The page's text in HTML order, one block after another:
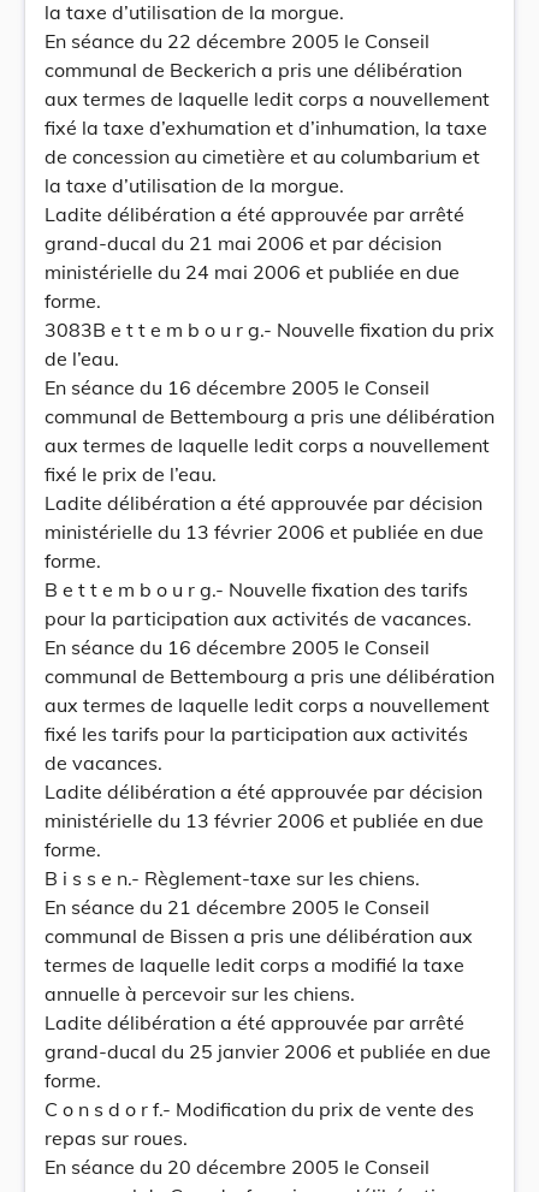
la taxe d’utilisation de la morgue.
En séance du 22 décembre 2005 le Conseil
communal de Beckerich a pris une délibération
aux termes de laquelle ledit corps a nouvellement
fixé la taxe d’exhumation et d’inhumation, la taxe
de concession au cimetière et au columbarium et
la taxe d’utilisation de la morgue.
Ladite délibération a été approuvée par arrêté
grand-ducal du 21 mai 2006 et par décision
ministérielle du 24 mai 2006 et publiée en due
forme.
3083B e t t e m b o u r g.- Nouvelle fixation du prix
de l’eau.
En séance du 16 décembre 2005 le Conseil
communal de Bettembourg a pris une délibération
aux termes de laquelle ledit corps a nouvellement
fixé le prix de l’eau.
Ladite délibération a été approuvée par décision
ministérielle du 13 février 2006 et publiée en due
forme.
B e t t e m b o u r g.- Nouvelle fixation des tarifs
pour la participation aux activités de vacances.
En séance du 16 décembre 2005 le Conseil
communal de Bettembourg a pris une délibération
aux termes de laquelle ledit corps a nouvellement
fixé les tarifs pour la participation aux activités
de vacances.
Ladite délibération a été approuvée par décision
ministérielle du 13 février 2006 et publiée en due
forme.
B i s s e n.- Règlement-taxe sur les chiens.
En séance du 21 décembre 2005 le Conseil
communal de Bissen a pris une délibération aux
termes de laquelle ledit corps a modifié la taxe
annuelle à percevoir sur les chiens.
Ladite délibération a été approuvée par arrêté
grand-ducal du 25 janvier 2006 et publiée en due
forme.
C o n s d o r f.- Modification du prix de vente des
repas sur roues.
En séance du 20 décembre 2005 le Conseil